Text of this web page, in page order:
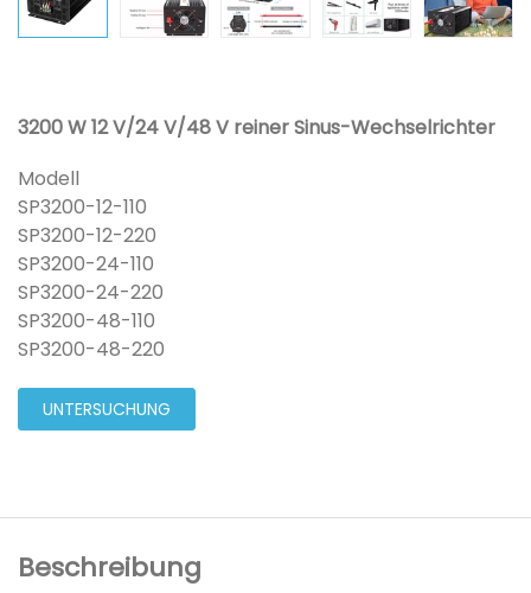
3200 W 12 V/24 V/48 V reiner Sinus-Wechselrichter
Modell
SP3200-12-110
SP3200-12-220
SP3200-24-110
SP3200-24-220
SP3200-48-110
SP3200-48-220
UNTERSUCHUNG
Beschreibung